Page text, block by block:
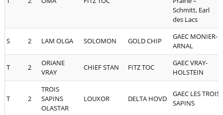
Schmitt, Earl
des Lacs
S 2 LAM OLGA SOLOMON GOLD CHIP
GAEC MONIER-
ARNAL
T 2
ORIANE
VRAY
CHIEF STAN FITZ TOC
GAEC VRAY-
HOLSTEIN
T 2
TROIS
SAPINS
OLASTAR
LOUXOR DELTA HOVD
GAEC LES TROIS
SAPINS